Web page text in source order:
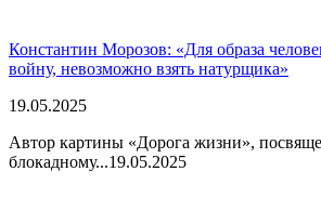
Константин Морозов: «Для образа
войну, невозможно взять натурщика»
19.05.2025
Автор картины «Дорога жизни»,
блокадному...19.05.2025